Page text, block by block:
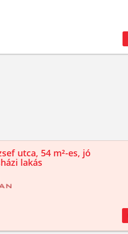
utca, 54 m²-es, jó
lakás